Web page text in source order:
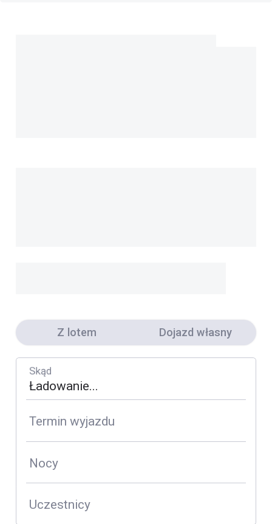
Z lotem Dojazd własny
Skąd
Termin wyjazdu
Nocy
Uczestnicy